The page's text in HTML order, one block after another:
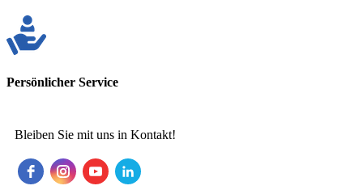
Persönlicher Service
Bleiben Sie mit uns in Kontakt!